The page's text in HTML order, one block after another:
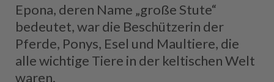
Epona, deren Name „große Stute“
bedeutet, war die Beschützerin der
Pferde, Ponys, Esel und Maultiere, die
alle wichtige Tiere in der keltischen Welt
waren.